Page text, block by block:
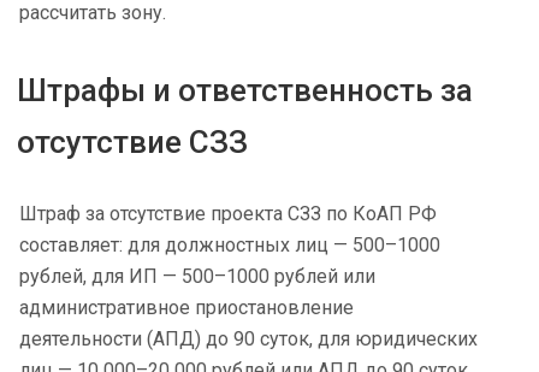
рассчитать зону.
Штрафы и ответственность за
отсутствие СЗЗ
Штраф за отсутствие проекта СЗЗ по КоАП РФ
составляет: для должностных лиц — 500–1000
рублей, для ИП — 500–1000 рублей или
административное приостановление
деятельности (АПД) до 90 суток, для юридических